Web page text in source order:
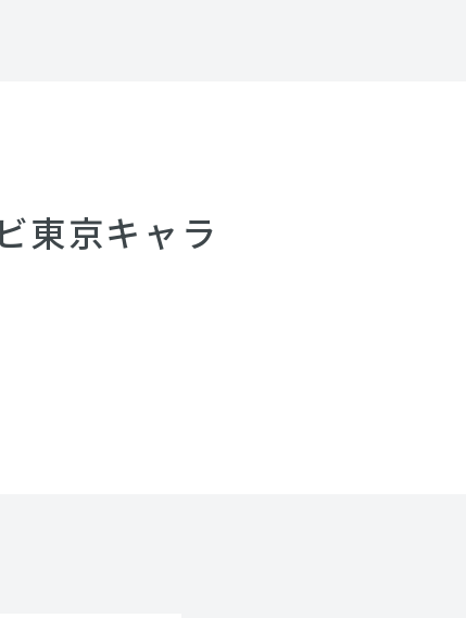
東京キャラ